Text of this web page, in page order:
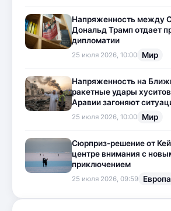
Напряженность между
Дональд Трамп отдает
дипломатии
25 июля 2026, 10:00 Мир
Напряженность на
ракетные удары
Аравии загоняют
25 июля 2026, 10:00 Мир
Сюрприз-решение от
центре внимания с
приключением
25 июля 2026, 09:59 Европа